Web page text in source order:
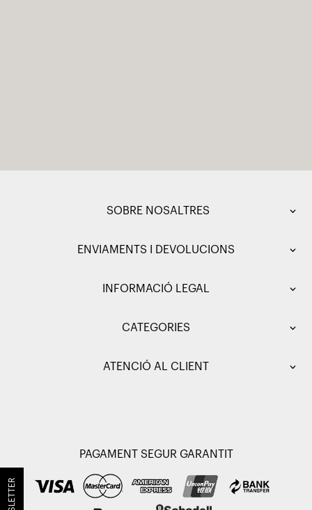
SOBRE NOSALTRES
ENVIAMENTS I DEVOLUCIONS
INFORMACIÓ LEGAL
CATEGORIES
ATENCIÓ AL CLIENT
PAGAMENT SEGUR GARANTIT